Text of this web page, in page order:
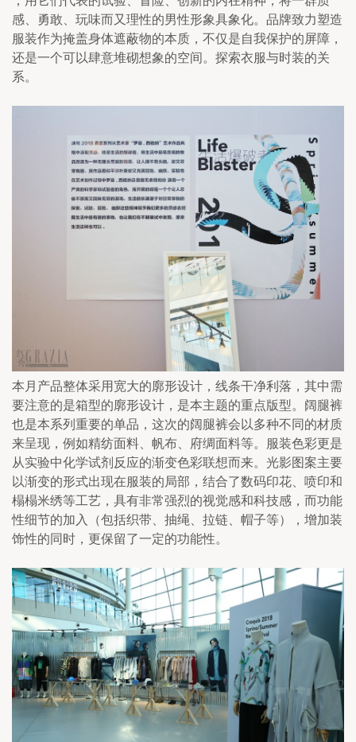
感、勇敢、玩味而又理性的男性形象具象化。品牌致力塑造
服装作为掩盖身体遮蔽物的本质，不仅是自我保护的屏障，
还是一个可以肆意堆砌想象的空间。探索衣服与时装的关
系。
本月产品整体采用宽大的廓形设计，线条干净利落，其中需
要注意的是箱型的廓形设计，是本主题的重点版型。阔腿裤
也是本系列重要的单品，这次的阔腿裤会以多种不同的材质
来呈现，例如精纺面料、帆布、府绸面料等。服装色彩更是
从实验中化学试剂反应的渐变色彩联想而来。光影图案主要
以渐变的形式出现在服装的局部，结合了数码印花、喷印和
榻榻米绣等工艺，具有非常强烈的视觉感和科技感，而功能
性细节的加入（包括织带、抽绳、拉链、帽子等），增加装
饰性的同时，更保留了一定的功能性。